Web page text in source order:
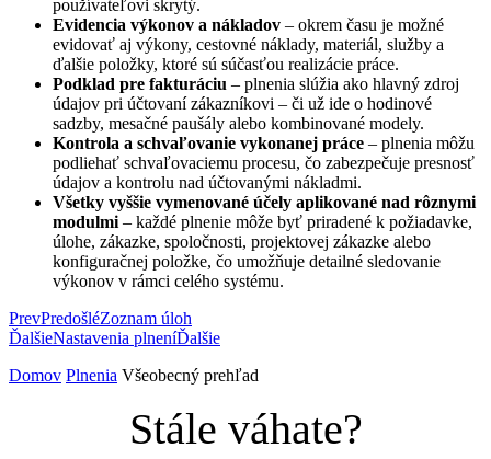
používateľovi skrytý.
Evidencia výkonov a nákladov – okrem času je možné
evidovať aj výkony, cestovné náklady, materiál, služby a
ďalšie položky, ktoré sú súčasťou realizácie práce.
Podklad pre fakturáciu – plnenia slúžia ako hlavný zdroj
údajov pri účtovaní zákazníkovi – či už ide o hodinové
sadzby, mesačné paušály alebo kombinované modely.
Kontrola a schvaľovanie vykonanej práce – plnenia môžu
podliehať schvaľovaciemu procesu, čo zabezpečuje presnosť
údajov a kontrolu nad účtovanými nákladmi.
Všetky vyššie vymenované účely aplikované nad rôznymi
modulmi – každé plnenie môže byť priradené k požiadavke,
úlohe, zákazke, spoločnosti, projektovej zákazke alebo
konfiguračnej položke, čo umožňuje detailné sledovanie
výkonov v rámci celého systému.
PrevPredošléZoznam úloh
ĎalšieNastavenia plneníĎalšie
Domov Plnenia Všeobecný prehľad
Stále váhate?